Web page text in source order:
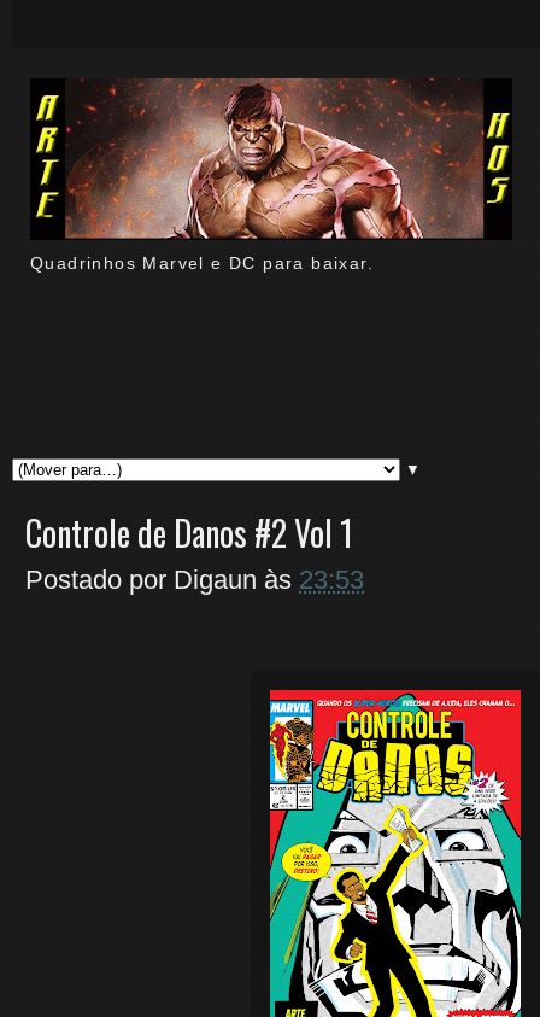
Quadrinhos Marvel e DC para baixar.
▼
Controle de Danos #2 Vol 1
Postado por Digaun às 23:53